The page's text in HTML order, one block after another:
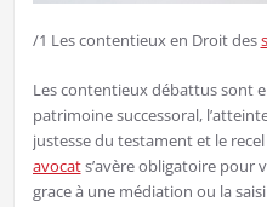
/1 Les contentieux en Droit des
Les contentieux débattus sont
patrimoine successoral,
justesse du testament et le recel
avocats’avère obligatoire pour
grace à une médiation ou la